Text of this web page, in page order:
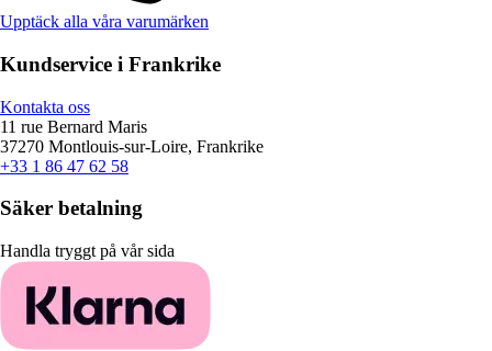
Upptäck alla våra varumärken
Kundservice i Frankrike
Kontakta oss
11 rue Bernard Maris
37270 Montlouis-sur-Loire, Frankrike
+33 1 86 47 62 58
Säker betalning
Handla tryggt på vår sida